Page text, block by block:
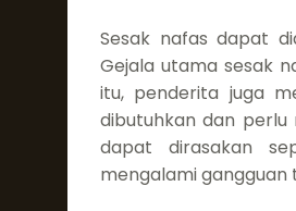
Sesak nafas dapat
Gejala utama sesak
itu, penderita juga
dibutuhkan dan perlu
dapat dirasakan
mengalami gangguan